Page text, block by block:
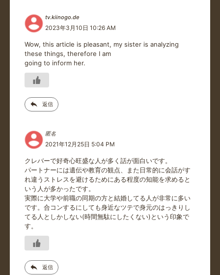
tv.kiinogo.de
2023年3月10日 10:26 AM
Wow, this article is pleasant, my sister is analyzing
these things, therefore I am
going to inform her.
返信
匿名
2021年12月25日 5:04 PM
クレバーで好奇心旺盛な人が多く話が面白いです。
パートナーには遺伝や教育の観点、また日常的に会話がす
れ違うストレスを避けるためにある程度の知能を求めると
いう人が多かったです。
実際に大学や前職の同期の方と結婚してる人が非常に多い
です。合コンするにしても身近なツテで身元のはっきりし
てる人としかしない(時間無駄にしたくない)という印象で
す。
返信